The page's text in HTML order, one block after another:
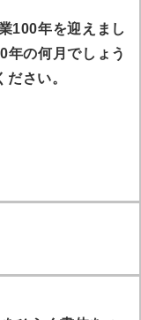
100年を迎えまし
年の何月でしょう
さい。